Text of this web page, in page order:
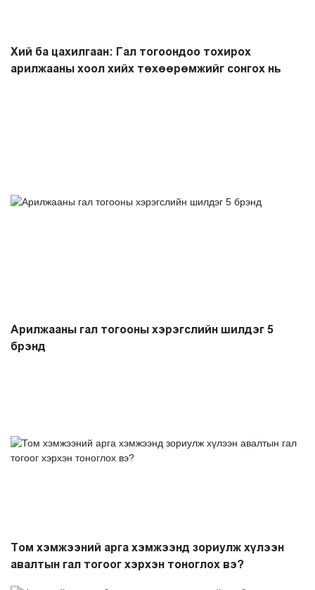
Хий ба цахилгаан: Гал тогоондоо тохирох
арилжааны хоол хийх төхөөрөмжийг сонгох нь
Арилжааны гал тогооны хэрэгслийн шилдэг 5
брэнд
Том хэмжээний арга хэмжээнд зориулж хүлээн
авалтын гал тогоог хэрхэн тоноглох вэ?